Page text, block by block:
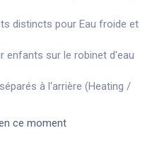
distincts pour Eau froide et
enfants sur le robinet d'eau
à l'arrière (Heating /
ce moment